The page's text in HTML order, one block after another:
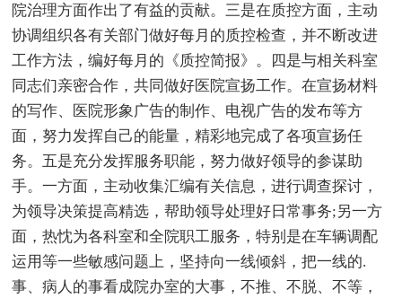
院治理方面作出了有益的贡献。三是在质控方面，主动
协调组织各有关部门做好每月的质控检查，并不断改进
工作方法，编好每月的《质控简报》。四是与相关科室
同志们亲密合作，共同做好医院宣扬工作。在宣扬材料
的写作、医院形象广告的制作、电视广告的发布等方
面，努力发挥自己的能量，精彩地完成了各项宣扬任
务。五是充分发挥服务职能，努力做好领导的参谋助
手。一方面，主动收集汇编有关信息，进行调查探讨，
为领导决策提高精选，帮助领导处理好日常事务;另一方
面，热忱为各科室和全院职工服务，特别是在车辆调配
运用等一些敏感问题上，坚持向一线倾斜，把一线的.
事、病人的事看成院办室的大事，不推、不脱、不等，